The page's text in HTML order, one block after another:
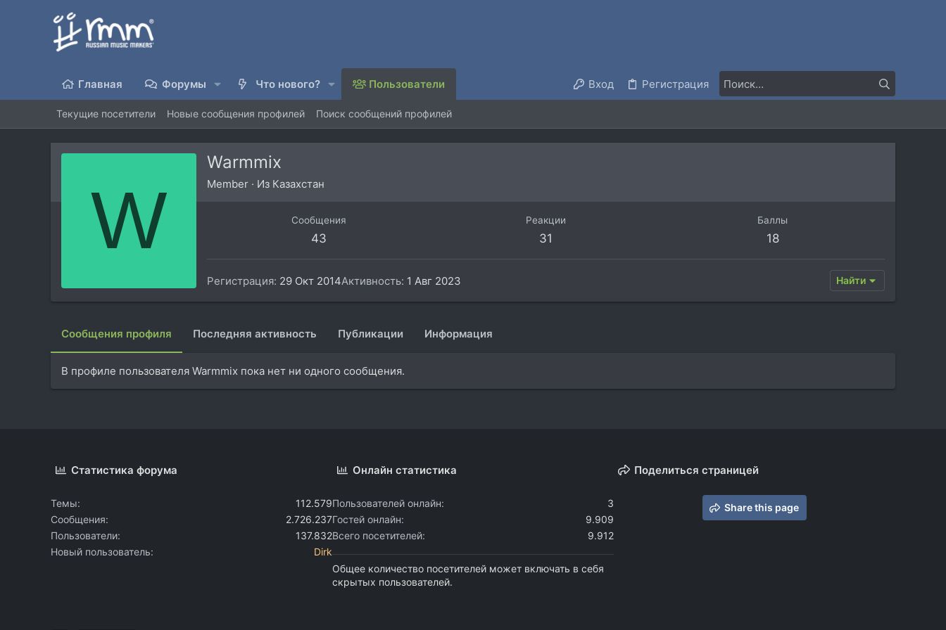
Главная Форумы Что нового? Пользователи Вход Регистрация
Текущие посетители Новые сообщения профилей Поиск сообщений профилей
W
Warmmix
Member · Из Казахстан
Сообщения
43
Реакции
31
Баллы
18
Регистрация 29 Окт 2014Активность 1 Авг 2023 Найти
Сообщения профиля Последняя активность Публикации Информация
В профиле пользователя Warmmix пока нет ни одного сообщения.
Статистика форума
Темы
112.579
Сообщения
2.726.237
Пользователи
137.832
Новый пользователь
Dirk
Онлайн статистика
Пользователей онлайн
3
Гостей онлайн
9.909
Всего посетителей
9.912
Общее количество посетителей может включать в себя
скрытых пользователей.
Поделиться страницей
Share this page